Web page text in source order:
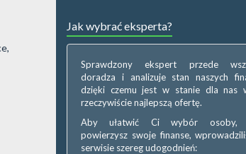
Jak wybrać eksperta?
Sprawdzony ekspert przede
doradza i analizuje stan naszych
dzięki czemu jest w stanie dla nas
rzeczywiście najlepszą ofertę.
Aby ułatwić Ci wybór osoby,
powierzysz swoje finanse,
serwisie szereg udogodnień: